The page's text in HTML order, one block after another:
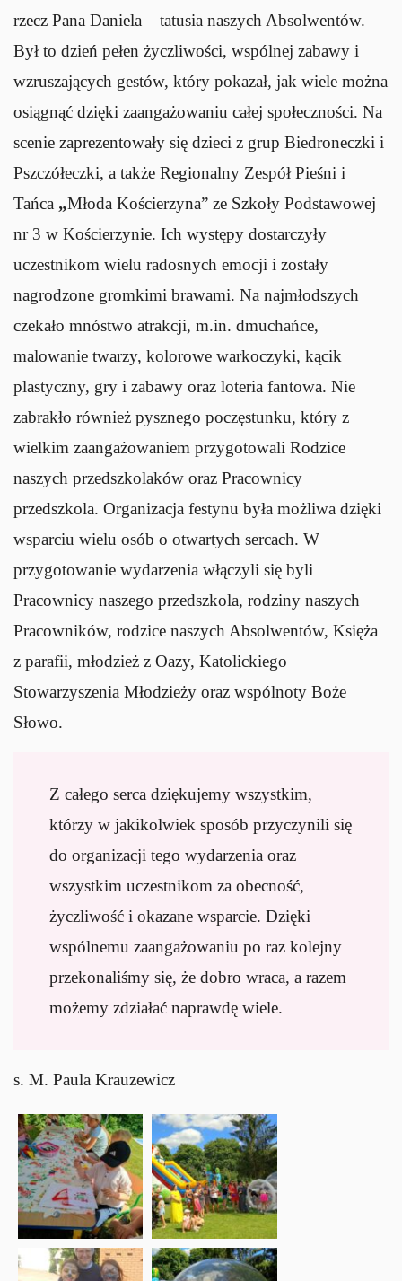
rzecz Pana Daniela – tatusia naszych Absolwentów.
Był to dzień pełen życzliwości, wspólnej zabawy i
wzruszających gestów, który pokazał, jak wiele można
osiągnąć dzięki zaangażowaniu całej społeczności. Na
scenie zaprezentowały się dzieci z grup Biedroneczki i
Pszczółeczki, a także Regionalny Zespół Pieśni i
Tańca „Młoda Kościerzyna” ze Szkoły Podstawowej
nr 3 w Kościerzynie. Ich występy dostarczyły
uczestnikom wielu radosnych emocji i zostały
nagrodzone gromkimi brawami. Na najmłodszych
czekało mnóstwo atrakcji, m.in. dmuchańce,
malowanie twarzy, kolorowe warkoczyki, kącik
plastyczny, gry i zabawy oraz loteria fantowa. Nie
zabrakło również pysznego poczęstunku, który z
wielkim zaangażowaniem przygotowali Rodzice
naszych przedszkolaków oraz Pracownicy
przedszkola. Organizacja festynu była możliwa dzięki
wsparciu wielu osób o otwartych sercach. W
przygotowanie wydarzenia włączyli się byli
Pracownicy naszego przedszkola, rodziny naszych
Pracowników, rodzice naszych Absolwentów, Księża
z parafii, młodzież z Oazy, Katolickiego
Stowarzyszenia Młodzieży oraz wspólnoty Boże
Słowo.
Z całego serca dziękujemy wszystkim,
którzy w jakikolwiek sposób przyczynili się
do organizacji tego wydarzenia oraz
wszystkim uczestnikom za obecność,
życzliwość i okazane wsparcie. Dzięki
wspólnemu zaangażowaniu po raz kolejny
przekonaliśmy się, że dobro wraca, a razem
możemy zdziałać naprawdę wiele.
s. M. Paula Krauzewicz